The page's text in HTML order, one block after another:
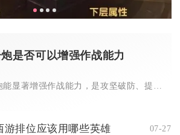
是否可以增强作战能力
二战风云2中突击炮能显著增强作战能力，是攻坚破防、提升部队整...
游排位应该用哪些英雄 07-27